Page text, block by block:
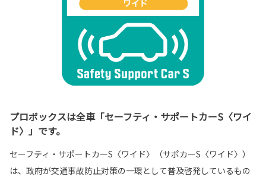
プロボックスは全車「セーフティ・サポートカーS〈ワイ
ド〉」です。
セーフティ・サポートカーS〈ワイド〉（サポカーS〈ワイド〉）
は、政府が交通事故防止対策の一環として普及啓発しているもの